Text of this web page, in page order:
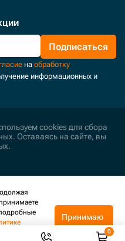
Подписаться
на обработку
информационных и
cookies для сбора
Оставаясь на сайте, вы
данных
Принимаю